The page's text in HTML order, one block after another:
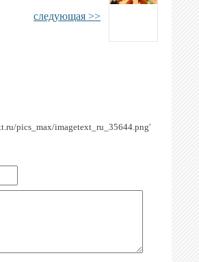
следующая >>
pics_max/imagetext_ru_35644.png'